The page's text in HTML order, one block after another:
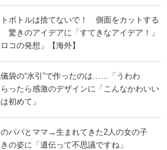
ボトルは捨てないで！ 側面をカットする
きのアイデアに「すてきなアイデア！」
コの発想」【海外】
袋の“水引”で作ったのは……「うわわ
ったら感激のデザインに「こんなかわいい
初めて」
パパとママ→生まれてきた2人の女の子
姿に「遺伝って不思議ですね」